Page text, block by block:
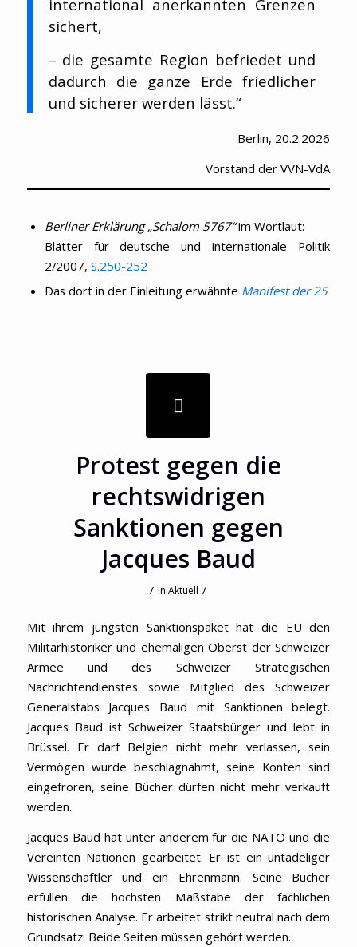
international anerkannten Grenzen
sichert,
– die gesamte Region befriedet und
dadurch die ganze Erde friedlicher
und sicherer werden lässt.“
Berlin, 20.2.2026
Vorstand der VVN-VdA
Berliner Erklärung „Schalom 5767“im Wortlaut:
Blätter für deutsche und internationale Politik
2/2007, S.250-252
Das dort in der Einleitung erwähnte Manifest der 25
Protest gegen die
rechtswidrigen
Sanktionen gegen
Jacques Baud
/ inAktuell /
Mit ihrem jüngsten Sanktionspaket hat die EU den
Militärhistoriker und ehemaligen Oberst der Schweizer
Armee und des Schweizer Strategischen
Nachrichtendienstes sowie Mitglied des Schweizer
Generalstabs Jacques Baud mit Sanktionen belegt.
Jacques Baud ist Schweizer Staatsbürger und lebt in
Brüssel. Er darf Belgien nicht mehr verlassen, sein
Vermögen wurde beschlagnahmt, seine Konten sind
eingefroren, seine Bücher dürfen nicht mehr verkauft
werden.
Jacques Baud hat unter anderem für die NATO und die
Vereinten Nationen gearbeitet. Er ist ein untadeliger
Wissenschaftler und ein Ehrenmann. Seine Bücher
erfüllen die höchsten Maßstäbe der fachlichen
historischen Analyse. Er arbeitet strikt neutral nach dem
Grundsatz: Beide Seiten müssen gehört werden.